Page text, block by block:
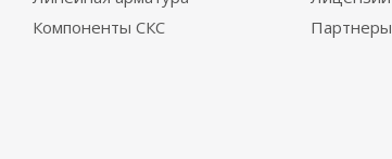
Компоненты СКС
Партнеры